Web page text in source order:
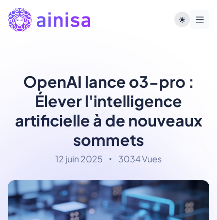
OpenAI lance o3-pro :
Élever l'intelligence
artificielle à de nouveaux
sommets
12 juin 2025 3034 Vues